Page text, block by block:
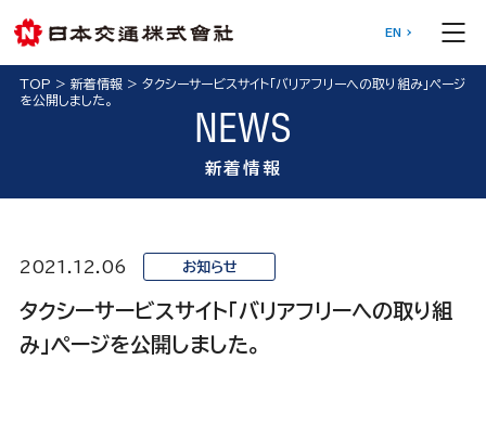
EN
TOP > 新着情報> タクシーサービスサイト「バリアフリーへの取り組み」ページ
を公開しました。
NEWS
新着情報
2021.12.06 お知らせ
タクシーサービスサイト「バリアフリーへの取り組
み」ページを公開しました。